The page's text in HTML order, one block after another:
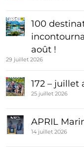
100
août !
29 juillet 2026
172 – juillet
25 juillet 2026
APRIL
14 juillet 2026